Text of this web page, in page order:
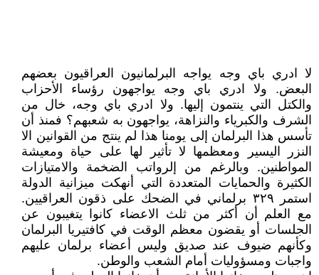
لا ادري باي وجه يواجه البرلمانيون العراقيون بعضهم
البعض. ولا ادري باي وجه يواجهون رؤساء الأحزاب
والكتل التي ينتمون إليها. ولا ادري باي وجه، خال من
الشرف والكبرياء والنزاهة، يواجهون به شعبهم؟ فمنذ أن
تأسس هذا البرلمان إلى يومنا هذا لم ينتج من القوانين الا
النزر اليسير ومعظمها لا تأثير لها على حياة ومعيشة
المواطنين. وبالرغم من إلرواتب الضخمة والامتيازات
الكثيرة والحمايات المتعددة التي أنهكت ميزانية الدولة
استمر ٣٢٩ برلماني في الضحك على ذقون العراقيين.
مع العلم أن أكثر من ثلث الاعضاء كانوا يتغيبون عن
الجلسات أو يقضون معظم الوقت في كافتيريا البرلمان
وكأنهم ضيوف عند صديق وليس أعضاء برلمان عليهم
واجبات ومسؤوليات أمام الشعب والوطن.